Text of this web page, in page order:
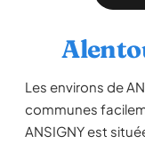
Les environs de
communes
ANSIGNY est